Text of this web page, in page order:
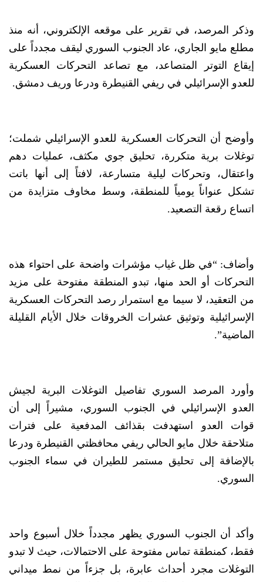
وذكر المرصد، في تقرير على موقعه الإلكتروني، أنه منذ
مطلع مايو الجاري، عاد الجنوب السوري ليقف مجدداً على
إيقاع التوتر المتصاعد، مع تصاعد التحركات العسكرية
للعدو الإسرائيلي في ريفي القنيطرة ودرعا وريف دمشق.
وأوضح أن التحركات العسكرية للعدو الإسرائيلي شملت؛
توغلات برية متكررة، تحليق جوي مكثف، عمليات دهم
واعتقال، وتحركات ليلية متسارعة، لافتاً إلى أنها باتت
تشكل عنواناً يومياً للمنطقة، وسط مخاوف متزايدة من
اتساع رقعة التصعيد.
وأضاف: “في ظل غياب مؤشرات واضحة على احتواء هذه
التحركات أو الحد منها، تبدو المنطقة مفتوحة على مزيد
من التعقيد، لا سيما مع استمرار رصد التحركات العسكرية
الإسرائيلية وتوثيق عشرات الخروقات خلال الأيام القليلة
الماضية”.
وأورد المرصد السوري تفاصيل التوغلات البرية لجيش
العدو الإسرائيلي في الجنوب السوري، مشيراً إلى أن
قوات العدو استهدفت بقذائف المدفعية على فترات
متلاحقة خلال مايو الحالي ريفي محافظتي القنيطرة ودرعا
بالإضافة إلى تحليق مستمر للطيران في سماء الجنوب
السوري.
وأكد أن الجنوب السوري يظهر مجدداً خلال أسبوع واحد
فقط، كمنطقة تماس مفتوحة على الاحتمالات، حيث لا تبدو
التوغلات مجرد أحداث عابرة، بل جزءاً من نمط ميداني